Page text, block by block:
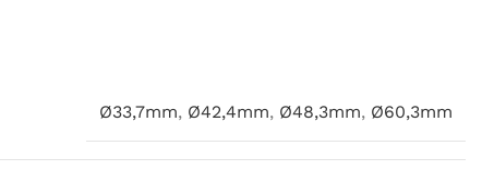
Ø33,7mm, Ø42,4mm, Ø48,3mm, Ø60,3mm